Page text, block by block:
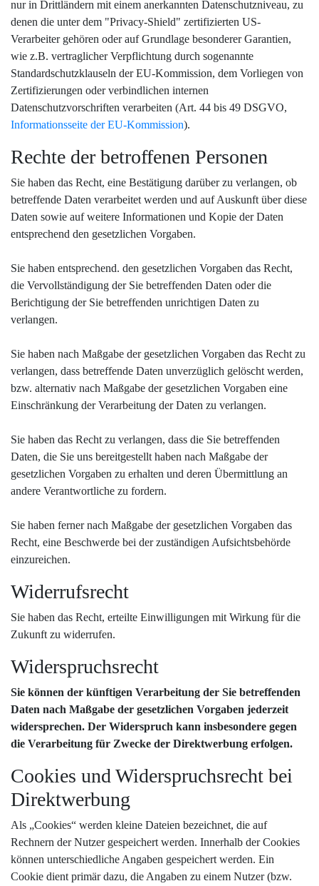
nur in Drittländern mit einem anerkannten Datenschutzniveau, zu
denen die unter dem "Privacy-Shield" zertifizierten US-
Verarbeiter gehören oder auf Grundlage besonderer Garantien,
wie z.B. vertraglicher Verpflichtung durch sogenannte
Standardschutzklauseln der EU-Kommission, dem Vorliegen von
Zertifizierungen oder verbindlichen internen
Datenschutzvorschriften verarbeiten (Art. 44 bis 49 DSGVO,
Informationsseite der EU-Kommission).
Rechte der betroffenen Personen
Sie haben das Recht, eine Bestätigung darüber zu verlangen, ob
betreffende Daten verarbeitet werden und auf Auskunft über diese
Daten sowie auf weitere Informationen und Kopie der Daten
entsprechend den gesetzlichen Vorgaben.
Sie haben entsprechend. den gesetzlichen Vorgaben das Recht,
die Vervollständigung der Sie betreffenden Daten oder die
Berichtigung der Sie betreffenden unrichtigen Daten zu
verlangen.
Sie haben nach Maßgabe der gesetzlichen Vorgaben das Recht zu
verlangen, dass betreffende Daten unverzüglich gelöscht werden,
bzw. alternativ nach Maßgabe der gesetzlichen Vorgaben eine
Einschränkung der Verarbeitung der Daten zu verlangen.
Sie haben das Recht zu verlangen, dass die Sie betreffenden
Daten, die Sie uns bereitgestellt haben nach Maßgabe der
gesetzlichen Vorgaben zu erhalten und deren Übermittlung an
andere Verantwortliche zu fordern.
Sie haben ferner nach Maßgabe der gesetzlichen Vorgaben das
Recht, eine Beschwerde bei der zuständigen Aufsichtsbehörde
einzureichen.
Widerrufsrecht
Sie haben das Recht, erteilte Einwilligungen mit Wirkung für die
Zukunft zu widerrufen.
Widerspruchsrecht
Sie können der künftigen Verarbeitung der Sie betreffenden
Daten nach Maßgabe der gesetzlichen Vorgaben jederzeit
widersprechen. Der Widerspruch kann insbesondere gegen
die Verarbeitung für Zwecke der Direktwerbung erfolgen.
Cookies und Widerspruchsrecht bei
Direktwerbung
Als „Cookies“ werden kleine Dateien bezeichnet, die auf
Rechnern der Nutzer gespeichert werden. Innerhalb der Cookies
können unterschiedliche Angaben gespeichert werden. Ein
Cookie dient primär dazu, die Angaben zu einem Nutzer (bzw.